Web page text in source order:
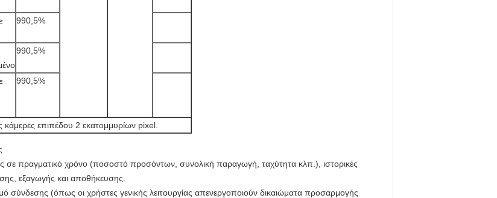
990,5%
990,5%
990,5%
κάμερες επιπέδου 2 εκατομμυρίων pixel.
σε πραγματικό χρόνο (ποσοστό προσόντων, συνολική παραγωγή, ταχύτητα κλπ.), ιστορικές
εξαγωγής και αποθήκευσης.
σύνδεσης (όπως οι χρήστες γενικής λειτουργίας απενεργοποιούν δικαιώματα προσαρμογής